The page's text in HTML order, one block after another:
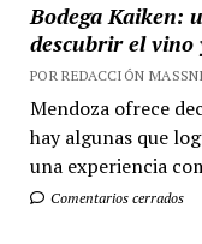
Bodega Kaiken:
descubrir el vino
POR REDACCIÓN
Mendoza ofrece
hay algunas que
una experiencia
Comentarios cerrados